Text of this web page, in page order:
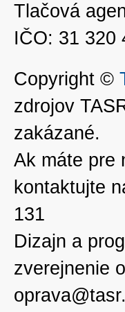
Tlačová
IČO: 31 320
Copyright ©
zdrojov
zakázané.
Ak máte pre
kontaktujte
131
Dizajn a
zverejnenie